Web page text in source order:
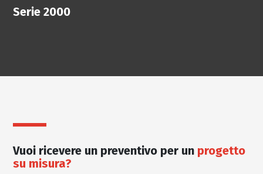
Serie 2000
Vuoi ricevere un preventivo per un progetto
su misura?